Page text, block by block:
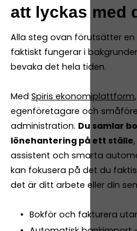
att lyckas med
Alla steg ovan förutsätter
faktiskt fungerar i
bevaka det hela tiden.
Med Spiris ekonomiplattform
egenföretagare och
administration. Du samlar
lönehantering på ett ställe
assistent och smarta
kan fokusera på det du
det är ditt arbete eller din
Bokför och fakturera